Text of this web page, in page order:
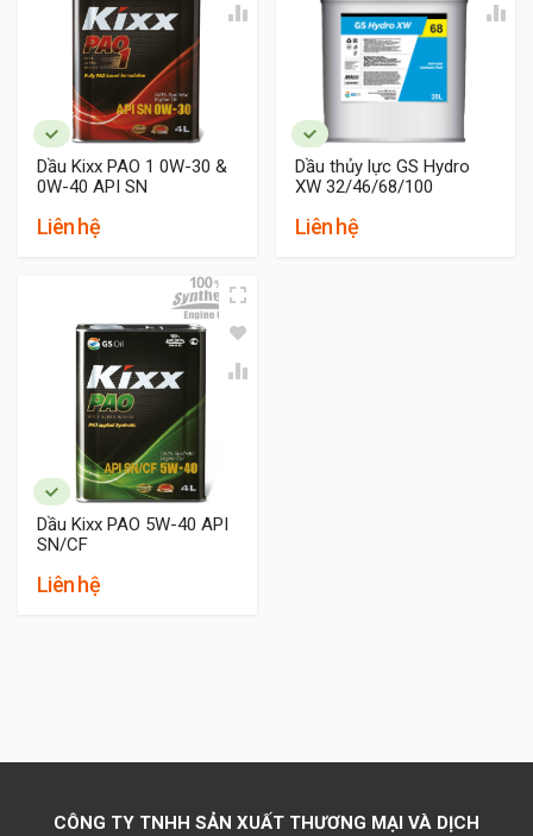
Dầu Kixx PAO 1 0W-30 &
0W-40 API SN
Liên hệ
Dầu thủy lực GS Hydro
XW 32/46/68/100
Liên hệ
Dầu Kixx PAO 5W-40 API
SN/CF
Liên hệ
CÔNG TY TNHH SẢN XUẤT THƯƠNG MẠI VÀ DỊCH